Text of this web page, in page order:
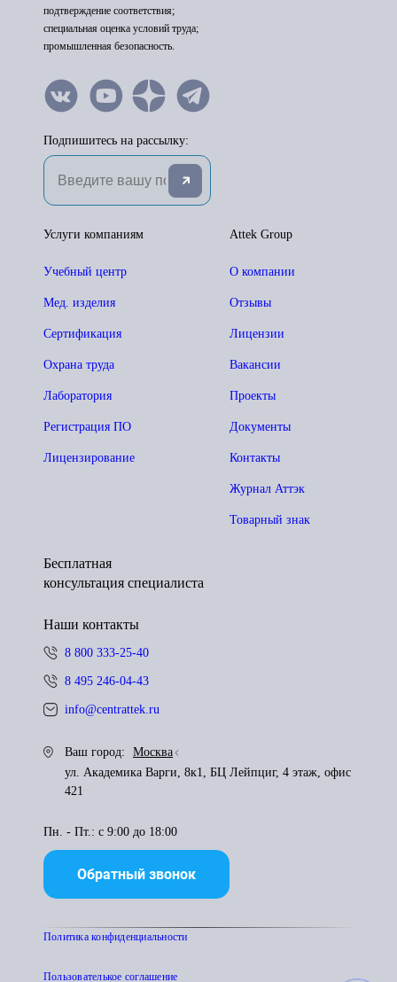
подтверждение соответствия;
специальная оценка условий труда;
промышленная безопасность.
Подпишитесь на рассылку:
Attek Group
О компании
Отзывы
Лицензии
Вакансии
Проекты
Документы
Контакты
Журнал Аттэк
Товарный знак
Услуги компаниям
Учебный центр
Мед. изделия
Сертификация
Охрана труда
Лаборатория
Регистрация ПО
Лицензирование
Бесплатная
консультация специалиста
Наши контакты
8 800 333-25-40
8 495 246-04-43
info@centrattek.ru
Ваш город:
Москва
ул. Академика Варги, 8к1, БЦ Лейпциг, 4 этаж, офис
421
Пн. - Пт.: с 9:00 до 18:00
Обратный звонок
Политика конфиденциальности
Пользователькое соглашение